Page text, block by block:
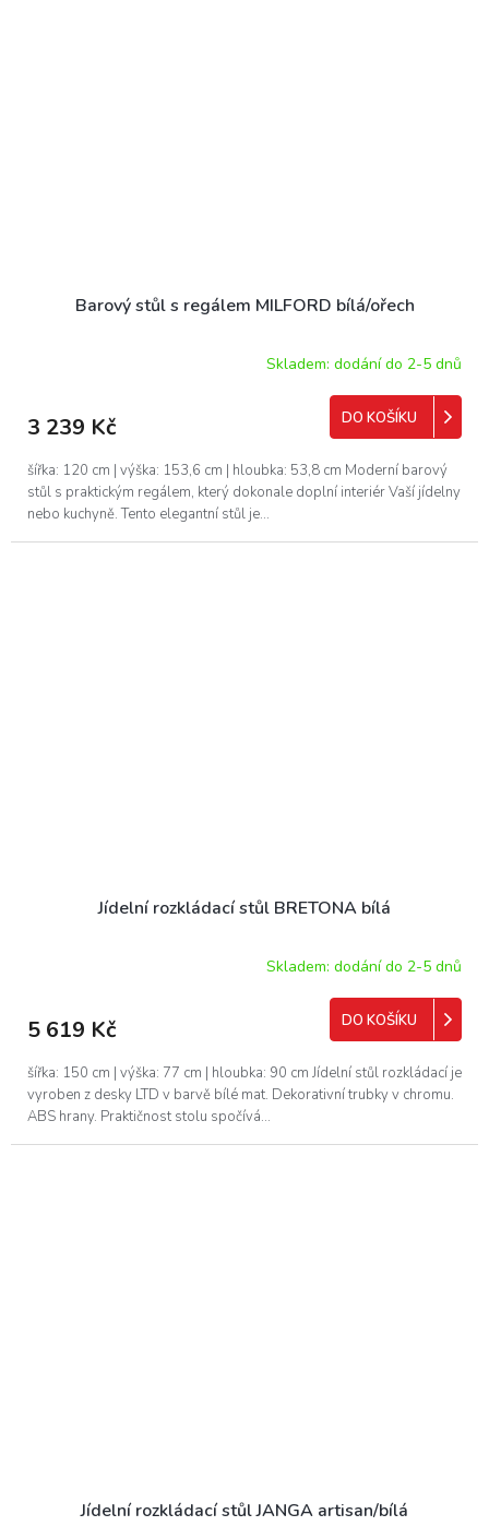
Barový stůl s regálem MILFORD bílá/ořech
Skladem: dodání do 2-5 dnů
3 239 Kč DO KOŠÍKU
šířka: 120 cm | výška: 153,6 cm | hloubka: 53,8 cm Moderní barový
stůl s praktickým regálem, který dokonale doplní interiér Vaší jídelny
nebo kuchyně. Tento elegantní stůl je...
Jídelní rozkládací stůl BRETONA bílá
Skladem: dodání do 2-5 dnů
5 619 Kč DO KOŠÍKU
šířka: 150 cm | výška: 77 cm | hloubka: 90 cm Jídelní stůl rozkládací je
vyroben z desky LTD v barvě bílé mat. Dekorativní trubky v chromu.
ABS hrany. Praktičnost stolu spočívá...
Jídelní rozkládací stůl JANGA artisan/bílá